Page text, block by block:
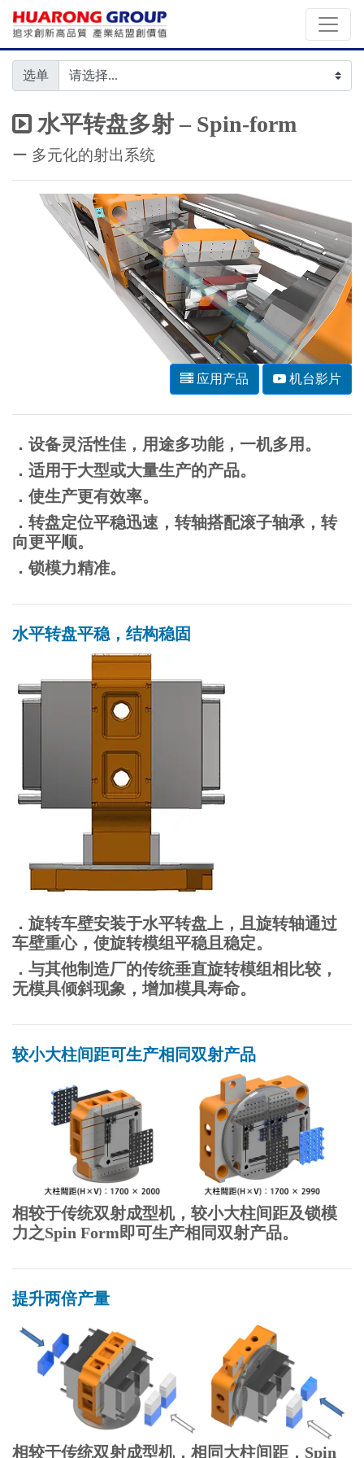
选单
水平转盘多射 – Spin-form
ー 多元化的射出系统
应用产品 机台影片
．设备灵活性佳，用途多功能，一机多用。
．适用于大型或大量生产的产品。
．使生产更有效率。
．转盘定位平稳迅速，转轴搭配滚子轴承，转
向更平顺。
．锁模力精准。
水平转盘平稳，结构稳固
．旋转车壁安装于水平转盘上，且旋转轴通过
车壁重心，使旋转模组平稳且稳定。
．与其他制造厂的传统垂直旋转模组相比较，
无模具倾斜现象，增加模具寿命。
较小大柱间距可生产相同双射产品
相较于传统双射成型机，较小大柱间距及锁模
力之Spin Form即可生产相同双射产品。
提升两倍产量
相较于传统双射成型机，相同大柱间距，Spin